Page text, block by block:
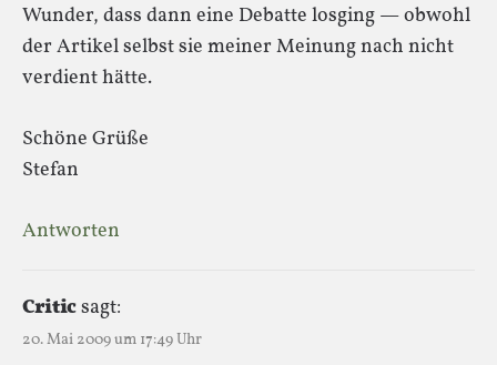
Wunder, dass dann eine Debatte losging — obwohl
der Artikel selbst sie meiner Meinung nach nicht
verdient hätte.
Schöne Grüße
Stefan
Antworten
Criticsagt:
20. Mai 2009 um 17:49 Uhr